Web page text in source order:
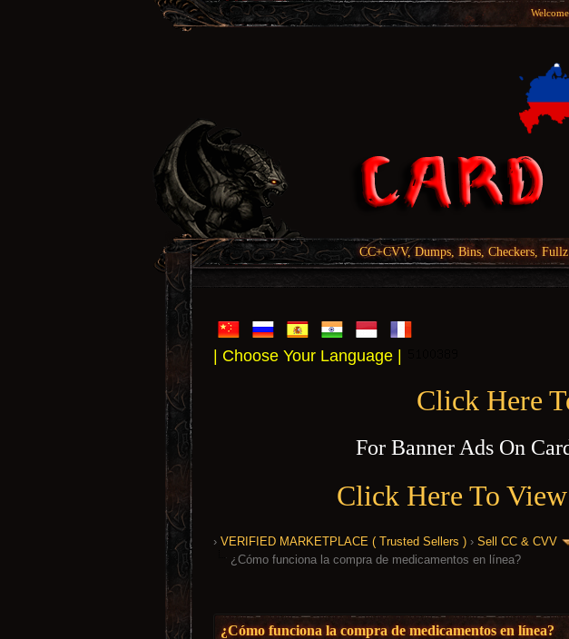
CC+CVV, Dumps, Bins, Checkers,
| Choose Your Language |
Click Here
For Banner Ads On
Click Here To View
› VERIFIED MARKETPLACE ( Trusted Sellers ) › Sell CC & CVV
¿Cómo funciona la compra de medicamentos en línea?
¿Cómo funciona la compra de medicamentos en línea?